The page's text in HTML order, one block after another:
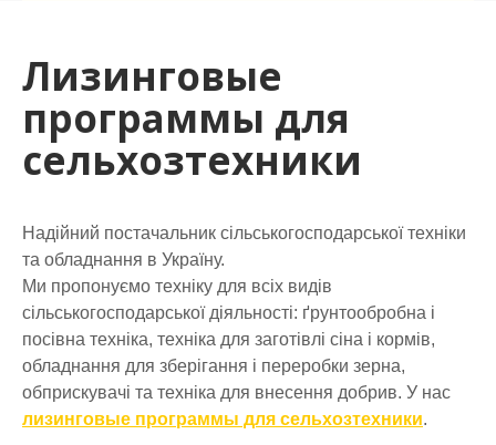
Лизинговые
программы для
сельхозтехники
Надійний постачальник сільськогосподарської техніки
та обладнання в Україну.
Ми пропонуємо техніку для всіх видів
сільськогосподарської діяльності: ґрунтообробна і
посівна техніка, техніка для заготівлі сіна і кормів,
обладнання для зберігання і переробки зерна,
обприскувачі та техніка для внесення добрив. У нас
лизинговые программы для сельхозтехники.